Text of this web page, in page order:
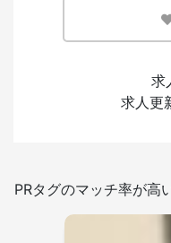
日本語を使う頻度
求
求人更
PRタグのマッチ率が高